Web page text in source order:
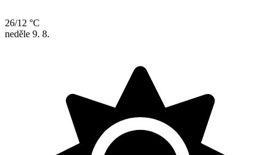
26/12 °C
neděle 9. 8.